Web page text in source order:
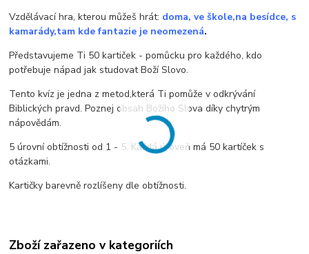
Vzdělávací hra, kterou můžeš hrát: doma, ve škole,na besídce, s
kamarády,tam kde fantazie je neomezená.
Představujeme Ti 50 kartiček - pomůcku pro každého, kdo
potřebuje nápad jak studovat Boží Slovo.
Tento kvíz je jedna z metod,která Ti pomůže v odkrývání
Biblických pravd. Poznej obsah Božího Slova díky chytrým
nápovědám.
5 úrovní obtížnosti od 1 - 5. Každá úroveň má 50 kartíček s
otázkami.
Kartičky barevně rozlíšeny dle obtížnosti.
Zboží zařazeno v kategoriích